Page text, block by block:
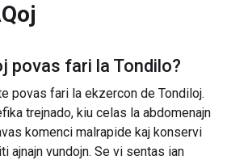
povas fari la Tondilo?
povas fari la ekzercon de Tondiloj.
trejnado, kiu celas la abdomenajn
komenci malrapide kaj konservi
ajnajn vundojn. Se vi sentas ian